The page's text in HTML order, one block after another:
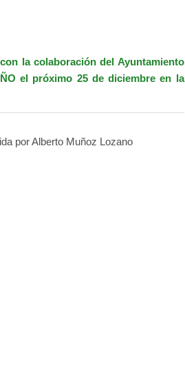
la colaboración del Ayuntamiento
el próximo 25 de diciembre en la
por Alberto Muñoz Lozano